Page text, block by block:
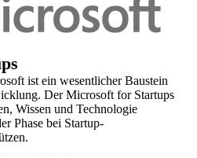
ist ein wesentlicher Baustein
Der Microsoft for Startups
Wissen und Technologie
Phase bei Startup-